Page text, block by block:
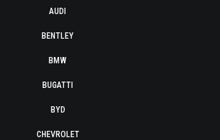
AUDI
BENTLEY
BMW
BUGATTI
BYD
CHEVROLET